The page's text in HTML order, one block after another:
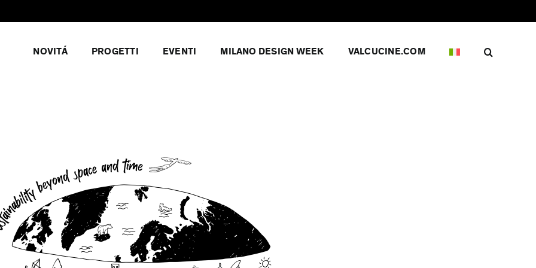
NOVITÁ PROGETTI EVENTI MILANO DESIGN WEEK VALCUCINE.COM